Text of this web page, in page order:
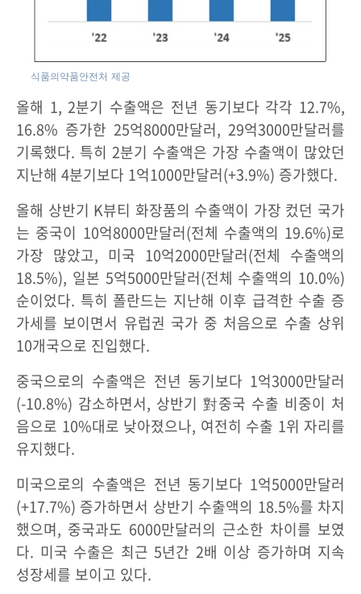
식품의약품안전처 제공
올해 1, 2분기 수출액은 전년 동기보다 각각 12.7%,
16.8% 증가한 25억8000만달러, 29억3000만달러를
기록했다. 특히 2분기 수출액은 가장 수출액이 많았던
지난해 4분기보다 1억1000만달러(+3.9%) 증가했다.
올해 상반기 K뷰티 화장품의 수출액이 가장 컸던 국가
는 중국이 10억8000만달러(전체 수출액의 19.6%)로
가장 많았고, 미국 10억2000만달러(전체 수출액의
18.5%), 일본 5억5000만달러(전체 수출액의 10.0%)
순이었다. 특히 폴란드는 지난해 이후 급격한 수출 증
가세를 보이면서 유럽권 국가 중 처음으로 수출 상위
10개국으로 진입했다.
중국으로의 수출액은 전년 동기보다 1억3000만달러
(-10.8%) 감소하면서, 상반기 對중국 수출 비중이 처
음으로 10%대로 낮아졌으나, 여전히 수출 1위 자리를
유지했다.
미국으로의 수출액은 전년 동기보다 1억5000만달러
(+17.7%) 증가하면서 상반기 수출액의 18.5%를 차지
했으며, 중국과도 6000만달러의 근소한 차이를 보였
다. 미국 수출은 최근 5년간 2배 이상 증가하며 지속
성장세를 보이고 있다.